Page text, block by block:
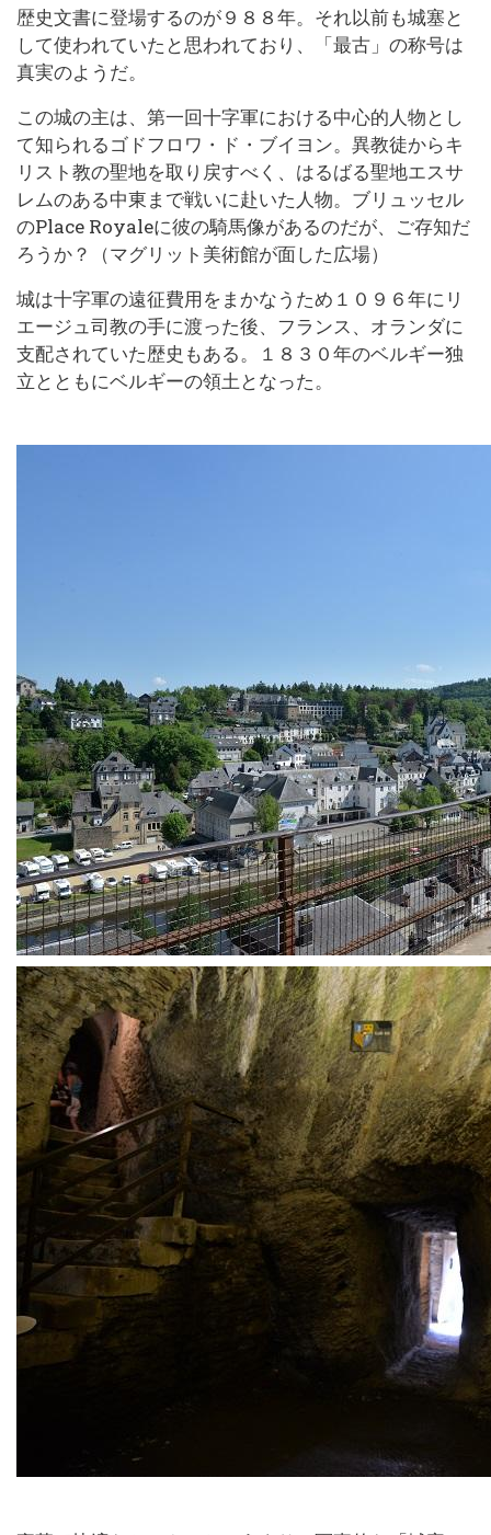
歴史文書に登場するのが９８８年。それ以前も城塞と
して使われていたと思われており、「最古」の称号は
真実のようだ。
この城の主は、第一回十字軍における中心的人物とし
て知られるゴドフロワ・ド・ブイヨン。異教徒からキ
リスト教の聖地を取り戻すべく、はるばる聖地エスサ
レムのある中東まで戦いに赴いた人物。ブリュッセル
のPlace Royaleに彼の騎馬像があるのだが、ご存知だ
ろうか？（マグリット美術館が面した広場）
城は十字軍の遠征費用をまかなうため１０９６年にリ
エージュ司教の手に渡った後、フランス、オランダに
支配されていた歴史もある。１８３０年のベルギー独
立とともにベルギーの領土となった。